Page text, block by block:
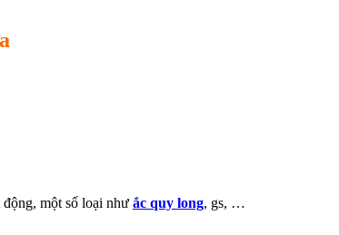
một số loại như ắc quy long, gs, …